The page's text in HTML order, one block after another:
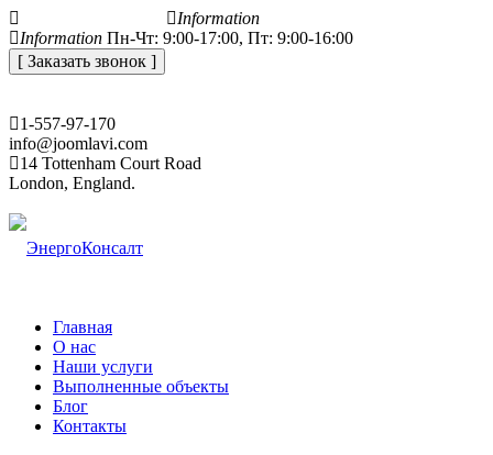
Information
Information Пн-Чт: 9:00-17:00, Пт: 9:00-16:00
[ Заказать звонок ]
1-557-97-170
info@joomlavi.com
14 Tottenham Court Road
London, England.
Главная
О нас
Наши услуги
Выполненные объекты
Блог
Контакты